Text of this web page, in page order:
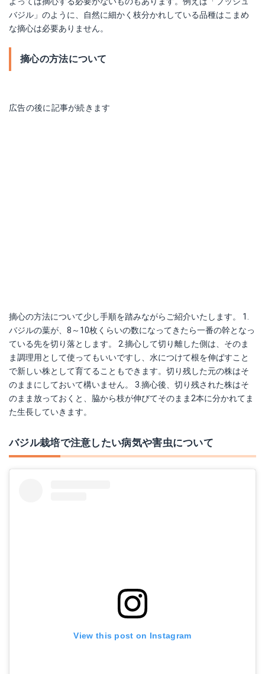
バジル」のように、自然に細かく枝分かれしている品種はこまめ
な摘心は必要ありません。
摘心の方法について
広告の後に記事が続きます
摘心の方法について少し手順を踏みながらご紹介いたします。 1.
バジルの葉が、8～10枚くらいの数になってきたら一番の幹となっ
ている先を切り落とします。 2.摘心して切り離した側は、そのま
ま調理用として使ってもいいですし、水につけて根を伸ばすこと
で新しい株として育てることもできます。切り残した元の株はそ
のままにしておいて構いません。 3.摘心後、切り残された株はそ
のまま放っておくと、脇から枝が伸びてそのまま2本に分かれてま
た生長していきます。
バジル栽培で注意したい病気や害虫について
View this post on Instagram